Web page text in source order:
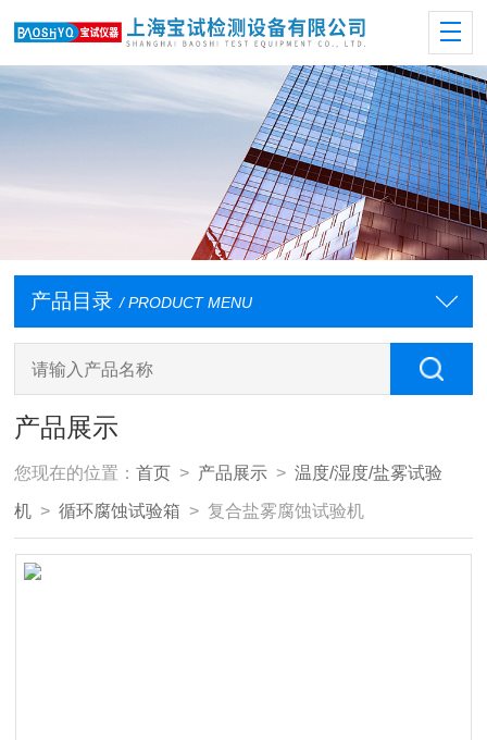
产品目录 / PRODUCT MENU
产品展示
您现在的位置：首页 > 产品展示 >温度/湿度/盐雾试验
机 >循环腐蚀试验箱 > 复合盐雾腐蚀试验机